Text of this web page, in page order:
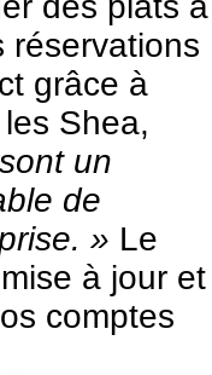
réservations
grâce à
Shea,
un
de
» Le
à jour et
comptes